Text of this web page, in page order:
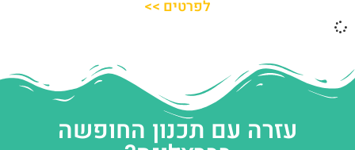
לפרטים >>
עזרה עם תכנון החופשה